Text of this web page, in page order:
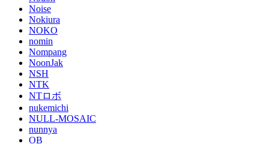
Noise
Nokiura
NOKO
nomin
Nompang
NoonJak
NSH
NTK
NTロボ
nukemichi
NULL-MOSAIC
nunnya
OB